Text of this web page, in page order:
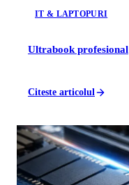
IT & LAPTOPURI
Ultrabook profesional
Citeste articolul